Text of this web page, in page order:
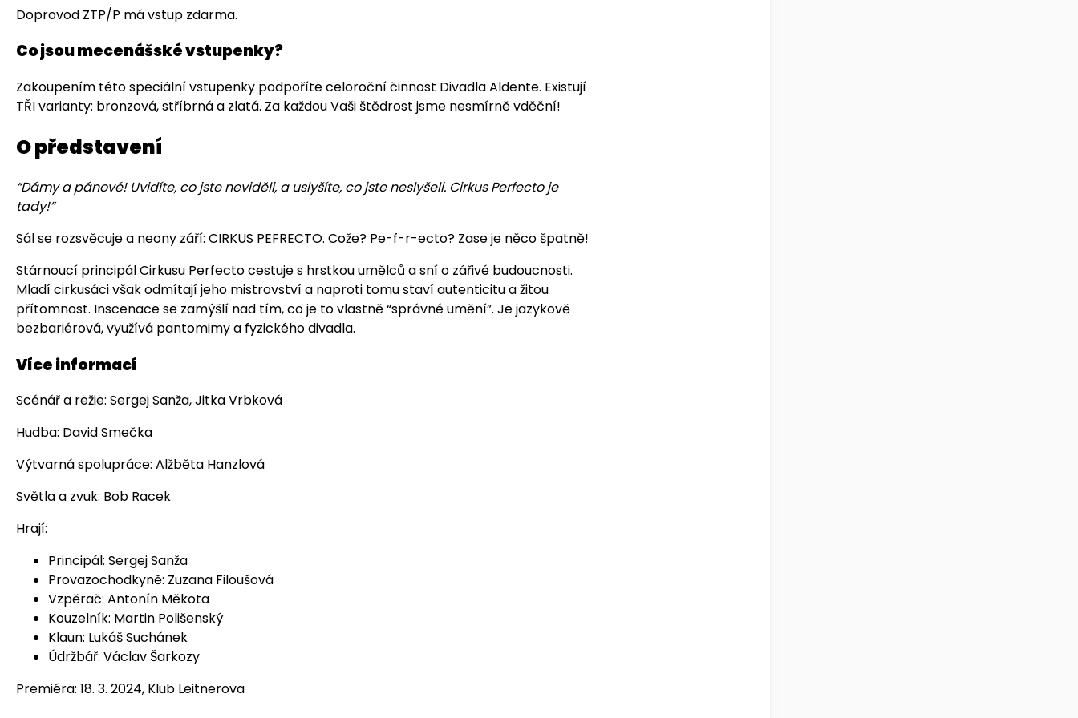
Doprovod ZTP/P má vstup zdarma.
Co jsou mecenášské vstupenky?
Zakoupením této speciální vstupenky podpoříte celoroční činnost Divadla Aldente. Existují
TŘI varianty: bronzová, stříbrná a zlatá. Za každou Vaši štědrost jsme nesmírně vděční!
O představení
“Dámy a pánové! Uvidíte, co jste neviděli, a uslyšíte, co jste neslyšeli. Cirkus Perfecto je
tady!”
Sál se rozsvěcuje a neony září: CIRKUS PEFRECTO. Cože? Pe-f-r-ecto? Zase je něco špatně!
Stárnoucí principál Cirkusu Perfecto cestuje s hrstkou umělců a sní o zářivé budoucnosti.
Mladí cirkusáci však odmítají jeho mistrovství a naproti tomu staví autenticitu a žitou
přítomnost. Inscenace se zamýšlí nad tím, co je to vlastně “správné umění”. Je jazykově
bezbariérová, využívá pantomimy a fyzického divadla.
Více informací
Scénář a režie: Sergej Sanža, Jitka Vrbková
Hudba: David Smečka
Výtvarná spolupráce: Alžběta Hanzlová
Světla a zvuk: Bob Racek
Hrají:
Principál: Sergej Sanža
Provazochodkyně: Zuzana Filoušová
Vzpěrač: Antonín Měkota
Kouzelník: Martin Polišenský
Klaun: Lukáš Suchánek
Údržbář: Václav Šarkozy
Premiéra: 18. 3. 2024, Klub Leitnerova